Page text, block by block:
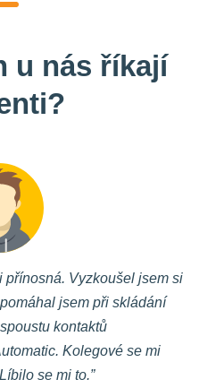
u nás říkají
přínosná. Vyzkoušel jsem si
jsem při skládání
kontaktů
Kolegové se mi
se mi to.”